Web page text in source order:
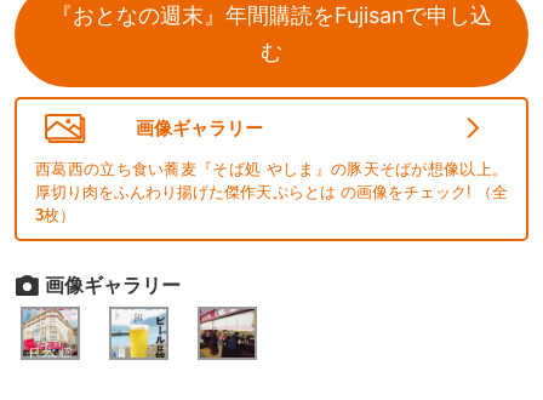
『おとなの週末』年間購読をFujisanで申し込
む
画像ギャラリー
西葛西の立ち食い蕎麦『そば処 やしま』の豚天そばが想像以上。
厚切り肉をふんわり揚げた傑作天ぷらとは の画像をチェック! （全
3枚）
画像ギャラリー